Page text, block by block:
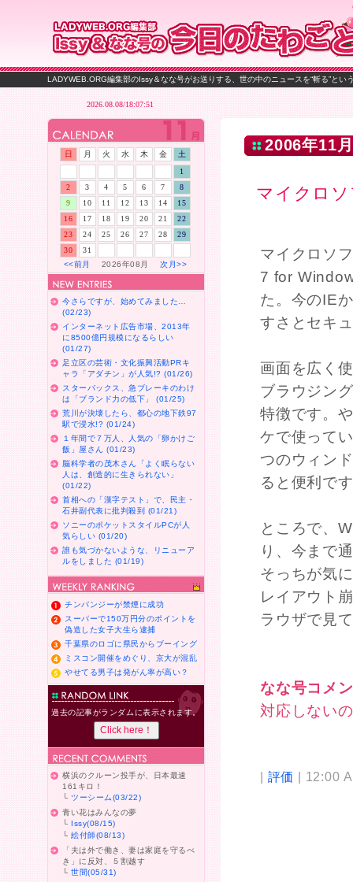
LADYWEB.ORG編集部のIssy＆なな号がお送りする、世の中のニュースを“斬る”と
2006年11
マイクロ
マイクロソ
7 for
た。今のIE
すさとセキ
画面を広く
ブラウジン
特徴です。
ケで使って
つのウィン
ると便利で
ところで、
り、今まで
そっちが気
レイアウト
ラウザで見
なな号コ
対応しない
| 評価 | 12:00
日 月 火 水 木 金
土
1
2
3 4 5 6 7
8
9
10 11 12 13 14
15
16
17 18 19 20 21
22
23
24 25 26 27 28
29
30
31
<<前月
2026年08月次月>>
今さらですが、始めてみました…
(02/23)
インターネット広告市場、2013年
に8500億円規模になるらしい
(01/27)
足立区の芸術・文化振興活動PRキ
ャラ「アダチン」が人気!? (01/26)
スターバックス、急ブレーキのわけ
は「ブランド力の低下」 (01/25)
荒川が決壊したら、都心の地下鉄97
駅で浸水!? (01/24)
１年間で７万人、人気の「卵かけご
飯」屋さん (01/23)
脳科学者の茂木さん「よく眠らない
人は、創造的に生きられない」
(01/22)
首相への「漢字テスト」で、民主・
石井副代表に批判殺到 (01/21)
ソニーのポケットスタイルPCが人
気らしい (01/20)
誰も気づかないような、リニューア
ルをしました (01/19)
チンパンジーが禁煙に成功
スーパーで150万円分のポイントを
偽造した女子大生ら逮捕
千葉県のロゴに県民からブーイング
ミスコン開催をめぐり、京大が混乱
やせてる男子は発がん率が高い？
過去の記事がランダムに表示されます。
横浜のクルーン投手が、日本最速
161キロ！
└ツーシーム(03/22)
青い花はみんなの夢
└ Issy(08/15)
└絵付師(08/13)
「夫は外で働き、妻は家庭を守るべ
き」に反対、５割越す
└世間(05/31)